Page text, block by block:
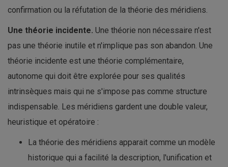
confirmation ou la réfutation de la théorie des méridiens.
Une théorie incidente. Une théorie non nécessaire n'est
pas une théorie inutile et n'implique pas son abandon. Une
théorie incidente est une théorie complémentaire,
autonome qui doit être explorée pour ses qualités
intrinsèques mais qui ne s'impose pas comme structure
indispensable. Les méridiens gardent une double valeur,
heuristique et opératoire :
La théorie des méridiens apparait comme un modèle
historique qui a facilité la description, l'unification et